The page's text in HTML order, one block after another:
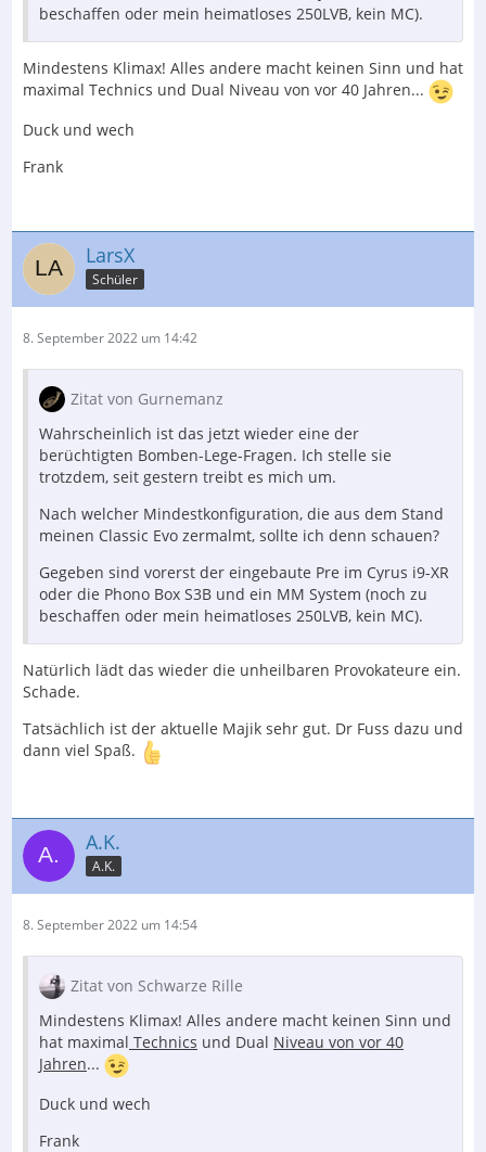
beschaffen oder mein heimatloses 250LVB, kein MC).
Mindestens Klimax! Alles andere macht keinen Sinn und hat
maximal Technics und Dual Niveau von vor 40 Jahren...
Duck und wech
Frank
LarsX
Schüler
8. September 2022 um 14:42
Zitat von Gurnemanz
Wahrscheinlich ist das jetzt wieder eine der
berüchtigten Bomben-Lege-Fragen. Ich stelle sie
trotzdem, seit gestern treibt es mich um.
Nach welcher Mindestkonfiguration, die aus dem Stand
meinen Classic Evo zermalmt, sollte ich denn schauen?
Gegeben sind vorerst der eingebaute Pre im Cyrus i9-XR
oder die Phono Box S3B und ein MM System (noch zu
beschaffen oder mein heimatloses 250LVB, kein MC).
Natürlich lädt das wieder die unheilbaren Provokateure ein.
Schade.
Tatsächlich ist der aktuelle Majik sehr gut. Dr Fuss dazu und
dann viel Spaß.
A.K.
A.K.
8. September 2022 um 14:54
Zitat von Schwarze Rille
Mindestens Klimax! Alles andere macht keinen Sinn und
hat maximal Technics und Dual Niveau von vor 40
Jahren...
Duck und wech
Frank